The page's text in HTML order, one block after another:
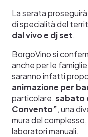
La serata
di specialità del
dal vivo e dj set.
BorgoVino si
anche per le
saranno infatti
animazione per
particolare,sabato
Convento”, una
mura del
laboratori manuali.